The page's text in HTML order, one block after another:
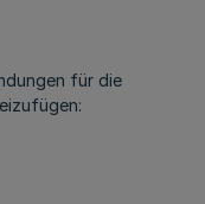
für die